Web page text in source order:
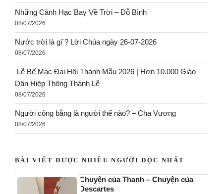
Những Cánh Hạc Bay Về Trời – Đỗ Bình
08/07/2026
Nước trời là gi`? Lời Chúa ngày 26-07-2026
08/07/2026
Lễ Bế Mạc Đại Hội Thánh Mẫu 2026 | Hơn 10.000 Giáo
Dân Hiệp Thông Thánh Lễ
08/07/2026
Người công bằng là người thế nào? – Cha Vương
08/07/2026
BÀI VIẾT ĐƯỢC NHIỀU NGƯỜI ĐỌC NHẤT
Chuyện của Thanh – Chuyện của
Descartes